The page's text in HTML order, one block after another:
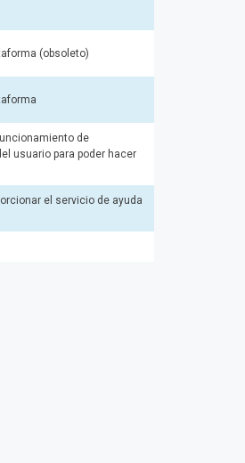
(obsoleto)
de
usuario para poder hacer
el servicio de ayuda